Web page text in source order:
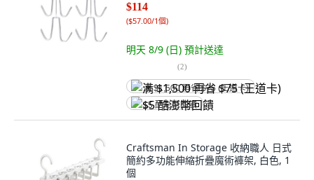
$114
($57.00/1個)
明天 8/9 (日) 預計送達
(2)
满 $1,500 再省 $75 (王道卡)
$5 酷澎幣回饋
Craftsman In Storage 收納職人 日式
簡約多功能伸縮折疊魔術褲架, 白色, 1
個